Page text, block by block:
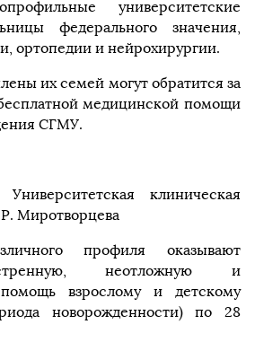
университетские
федерального значения,
ортопедии и нейрохирургии.
их семей могут обратится за
медицинской помощи
СГМУ.
клиническая
Миротворцева
профиля оказывают
неотложную и
помощь взрослому и детскому
новорожденности) по 28